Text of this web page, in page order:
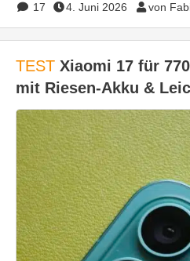
17 4. Juni 2026 von
TEST Xiaomi 17 für
mit Riesen-Akku &